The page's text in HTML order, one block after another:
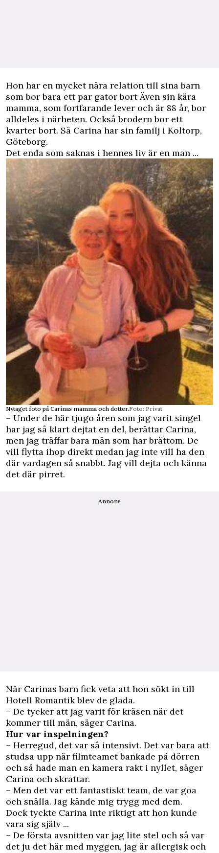
Hon har en mycket nära relation till sina barn
som bor bara ett par gator bort Även sin kära
mamma, som fortfarande lever och är 88 år, bor
alldeles i närheten. Också brodern bor ett
kvarter bort. Så Carina har sin familj i Koltorp,
Göteborg.
Det enda som saknas i hennes liv är en man ...
Nytaget foto på Carinas mamma och dotter.Foto: Privat
– Under de här tjugo åren som jag varit singel
har jag så klart dejtat en del, berättar Carina,
men jag träffar bara män som har bråttom. De
vill flytta ihop direkt medan jag inte vill ha den
där vardagen så snabbt. Jag vill dejta och känna
det där pirret.
Annons
När Carinas barn fick veta att hon sökt in till
Hotell Romantik blev de glada.
– De tycker att jag varit för kräsen när det
kommer till män, säger Carina.
Hur var inspelningen?
– Herregud, det var så intensivt. Det var bara att
studsa upp när filmteamet bankade på dörren
och så hade man en kamera rakt i nyllet, säger
Carina och skrattar.
– Men det var ett fantastiskt team, de var goa
och snälla. Jag kände mig trygg med dem.
Dock tyckte Carina inte riktigt att hon kunde
vara sig själv ...
– De första avsnitten var jag lite stel och så var
det ju det här med myggen, jag är allergisk och